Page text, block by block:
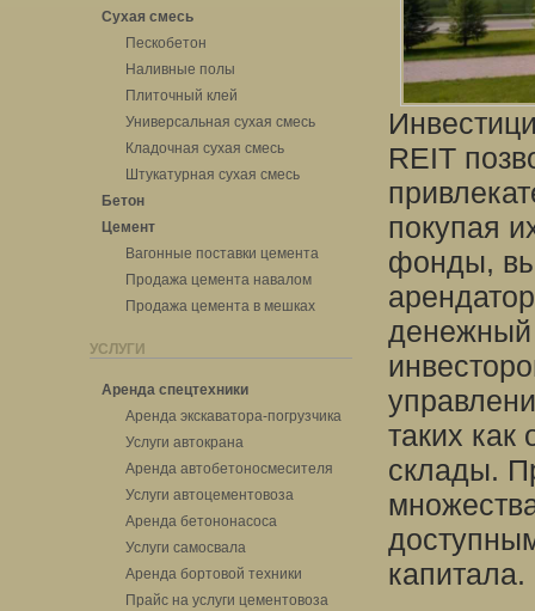
Сухая смесь
Пескобетон
Наливные полы
Плиточный клей
Универсальная сухая смесь
Кладочная сухая смесь
Штукатурная сухая смесь
Бетон
Цемент
Вагонные поставки цемента
Продажа цемента навалом
Продажа цемента в мешках
УСЛУГИ
Аренда спецтехники
Аренда экскаватора-погрузчика
Услуги автокрана
Аренда автобетоносмесителя
Услуги автоцементовоза
Аренда бетононасоса
Услуги самосвала
Аренда бортовой техники
Прайс на услуги цементовоза
REIT
покупая
фонды, вы
денежный
таких
склады.
капитала.